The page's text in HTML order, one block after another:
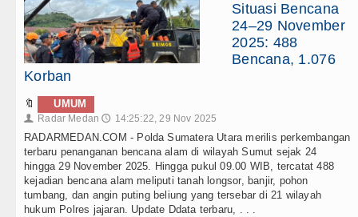
Situasi Bencana
24–29 November
2025: 488
Bencana, 1.076
Korban
🔖 UMUM
👤 Radar Medan 🕔 14:25:22, 29 Nov 2025
RADARMEDAN.COM - Polda Sumatera Utara merilis perkembangan
terbaru penanganan bencana alam di wilayah Sumut sejak 24
hingga 29 November 2025. Hingga pukul 09.00 WIB, tercatat 488
kejadian bencana alam meliputi tanah longsor, banjir, pohon
tumbang, dan angin puting beliung yang tersebar di 21 wilayah
hukum Polres jajaran. Update Ddata terbaru, . . .